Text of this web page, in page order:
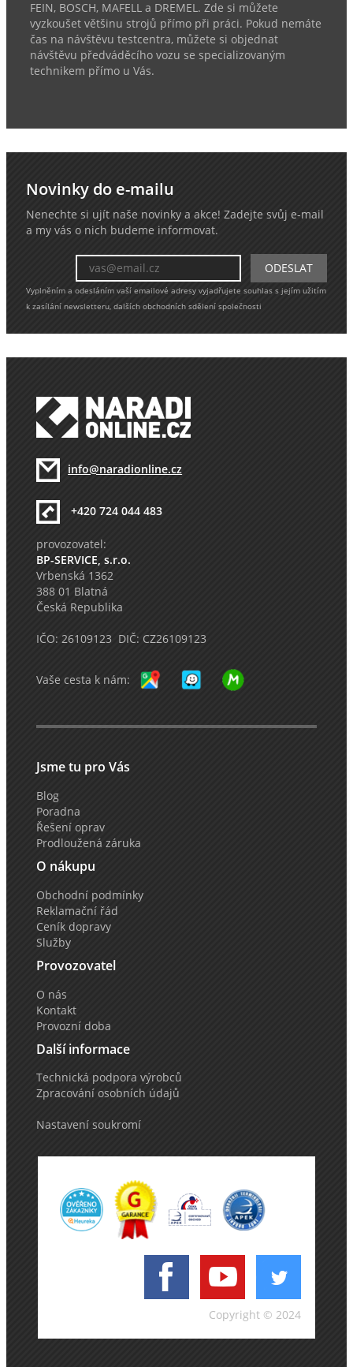
FEIN, BOSCH, MAFELL a DREMEL. Zde si můžete
vyzkoušet většinu strojů přímo při práci. Pokud nemáte
čas na návštěvu testcentra, můžete si objednat
návštěvu předváděcího vozu se specializovaným
technikem přímo u Vás.
Novinky do e-mailu
Nenechte si ujít naše novinky a akce! Zadejte svůj e-mail
a my vás o nich budeme informovat.
Vyplněním a odesláním vaší emailové adresy vyjadřujete souhlas s jejím užitím
k zasílání newsletteru, dalších obchodních sdělení společnosti
info@naradionline.cz
+420 724 044 483
provozovatel:
BP-SERVICE, s.r.o.
Vrbenská 1362
388 01 Blatná
Česká Republika
IČO: 26109123 DIČ: CZ26109123
Vaše cesta k nám:
Jsme tu pro Vás
Blog
Poradna
Řešení oprav
Prodloužená záruka
O nákupu
Obchodní podmínky
Reklamační řád
Ceník dopravy
Služby
Provozovatel
O nás
Kontakt
Provozní doba
Další informace
Technická podpora výrobců
Zpracování osobních údajů
Nastavení soukromí
Copyright © 2024